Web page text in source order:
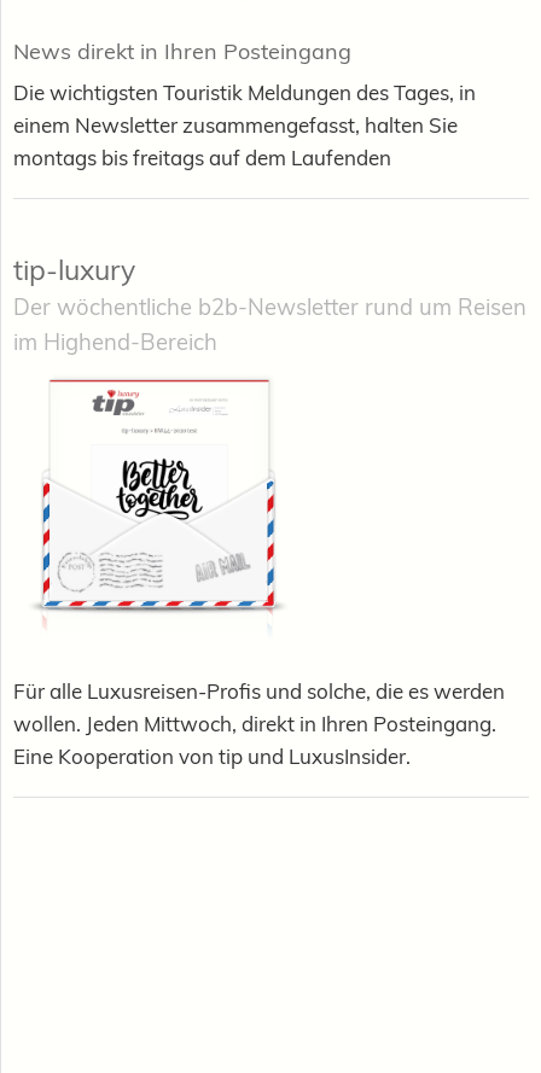
News direkt in Ihren Posteingang
Die wichtigsten Touristik Meldungen des Tages, in
einem Newsletter zusammengefasst, halten Sie
montags bis freitags auf dem Laufenden
tip-luxury
Der wöchentliche b2b-Newsletter rund um Reisen
im Highend-Bereich
Für alle Luxusreisen-Profis und solche, die es werden
wollen. Jeden Mittwoch, direkt in Ihren Posteingang.
Eine Kooperation von tip und LuxusInsider.